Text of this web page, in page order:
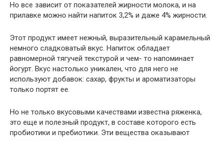
Но все зависит от показателей жирности молока, и на
прилавке можно найти напиток 3,2% и даже 4% жирности.
Этот продукт имеет нежный, выразительный карамельный
немного сладковатый вкус. Напиток обладает
равномерной тягучей текстурой и чем- то напоминает
йогурт. Вкус настолько уникален, что для него не
используют добавок: сахар, фрукты и ароматизаторы
только портят ее.
Но не только вкусовыми качествами известна ряженка,
это еще и полезный продукт, в составе которого есть
пробиотики и пребиотики. Эти вещества оказывают